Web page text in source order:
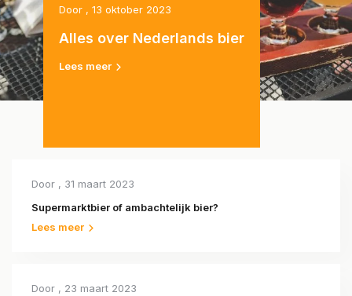
Door , 13 oktober 2023
Alles over Nederlands bier
Lees meer
Door , 31 maart 2023
Supermarktbier of ambachtelijk bier?
Lees meer
Door , 23 maart 2023